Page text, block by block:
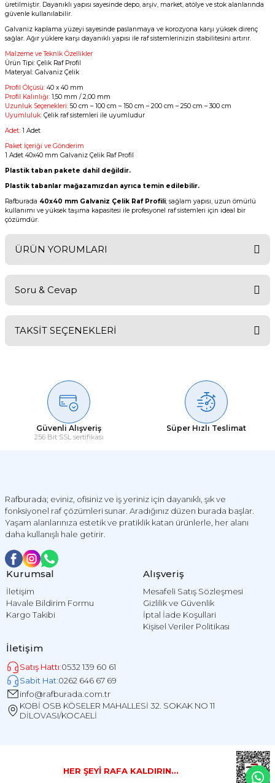
üretilmiştir. Dayanıklı yapısı sayesinde depo, arşiv, market, atölye ve stok alanlarında
güvenle kullanılabilir.
Galvaniz kaplama yüzeyi sayesinde paslanmaya ve korozyona karşı yüksek direnç
sağlar. Ağır yüklere karşı dayanıklı yapısı ile raf sistemlerinizin stabilitesini artırır.
Malzeme ve Teknik Özellikler
Ürün Tipi: Çelik Raf Profil
Materyal: Galvaniz Çelik
Profil Ölçüsü: 40 x 40 mm
Profil Kalınlığı: 1,50 mm / 2,00 mm
Uzunluk Seçenekleri: 50 cm – 100 cm – 150 cm – 200 cm – 250 cm – 300 cm
Uyumluluk: Çelik raf sistemleri ile uyumludur
Adet: 1 Adet
Paket İçeriği ve Gönderim
1 Adet 40x40 mm Galvaniz Çelik Raf Profil
Plastik taban pakete dahil değildir.
Plastik tabanlar mağazamızdan ayrıca temin edilebilir.
Rafburada 40x40 mm Galvaniz Çelik Raf Profili; sağlam yapısı, uzun ömürlü
kullanımı ve yüksek taşıma kapasitesi ile profesyonel raf sistemleri için ideal bir
çözümdür.
ÜRÜN YORUMLARI
Soru & Cevap
Ürün hakkında henüz soru sorulmamış.
TAKSİT SEÇENEKLERİ
Güvenli Alışveriş
256 Bit SSL sertifikası
Süper Hızlı Teslimat
Rafburada; eviniz, ofisiniz ve iş yeriniz için dayanıklı, şık ve
fonksiyonel raf çözümleri sunar. Aradığınız düzen burada başlar.
Yaşam alanlarınıza estetik ve pratiklik katan ürünlerle, her alanı
daha kullanışlı hale getirir.
Kurumsal
İletişim
Havale Bildirim Formu
Kargo Takibi
Alışveriş
Mesafeli Satış Sözleşmesi
Gizlilik ve Güvenlik
İptal İade Koşullari
Kişisel Veriler Politikası
İletişim
Satış Hattı:0532 139 60 61
Sabit Hat:0262 646 67 69
info@rafburada.com.tr
KOBİ OSB KÖSELER MAHALLESİ 32. SOKAK NO 11
DİLOVASI/KOCAELİ
HER ŞEYİ RAFA KALDIRIN...